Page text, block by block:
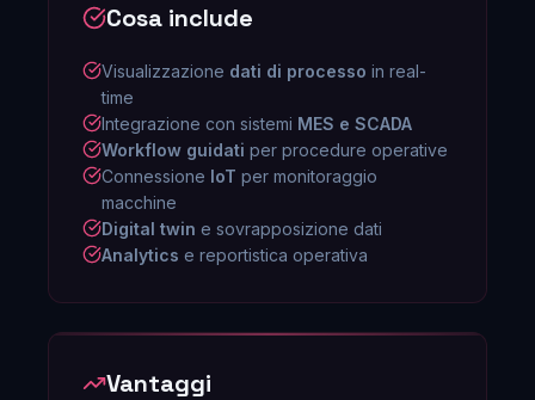
Cosa include
Visualizzazione dati di processo in real-
time
Integrazione con sistemi MES e SCADA
Workflow guidati per procedure operative
Connessione IoT per monitoraggio
macchine
Digital twin e sovrapposizione dati
Analytics e reportistica operativa
Vantaggi